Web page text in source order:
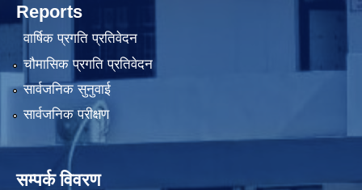
Reports
वार्षिक प्रगति प्रतिवेदन
चौमासिक प्रगति प्रतिवेदन
सार्वजनिक सुनुवाई
सार्वजनिक परीक्षण
सम्पर्क विवरण